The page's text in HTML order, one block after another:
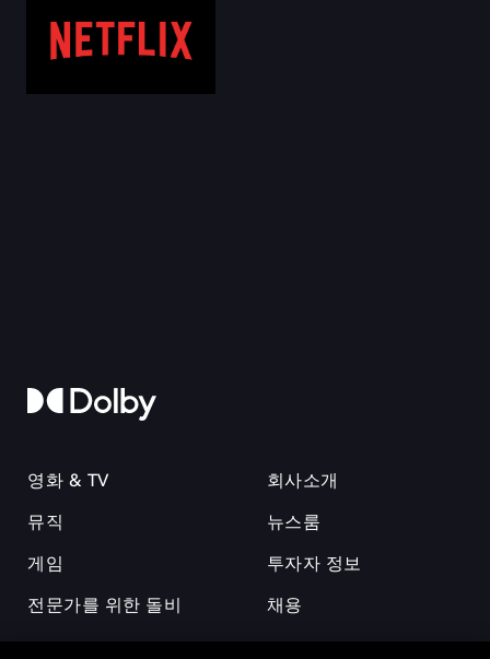
영화 & TV
뮤직
게임
전문가를 위한 돌비
회사소개
뉴스룸
투자자 정보
채용